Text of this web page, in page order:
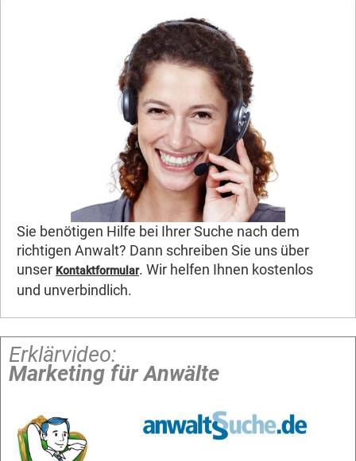
Sie benötigen Hilfe bei Ihrer Suche nach dem
richtigen Anwalt? Dann schreiben Sie uns über
unser Kontaktformular. Wir helfen Ihnen kostenlos
und unverbindlich.
Erklärvideo:
Marketing für Anwälte